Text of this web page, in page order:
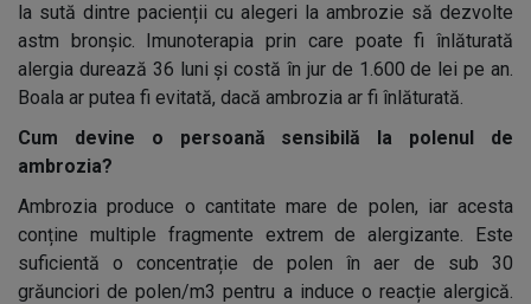
la sută dintre pacienții cu alegeri la ambrozie să dezvolte
astm bronșic. Imunoterapia prin care poate fi înlăturată
alergia durează 36 luni și costă în jur de 1.600 de lei pe an.
Boala ar putea fi evitată, dacă ambrozia ar fi înlăturată.
Cum devine o persoană sensibilă la polenul de
ambrozia?
Ambrozia produce o cantitate mare de polen, iar acesta
conține multiple fragmente extrem de alergizante. Este
suficientă o concentrație de polen în aer de sub 30
grăunciori de polen/m3 pentru a induce o reacție alergică.